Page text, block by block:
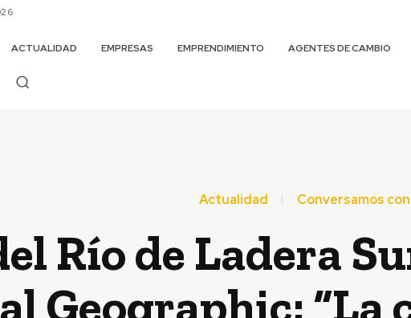
ACTUALIDAD EMPRESAS EMPRENDIMIENTO AGENTES DE CAMBIO
Actualidad Conversamos con
Río de Ladera
Geographic: “La